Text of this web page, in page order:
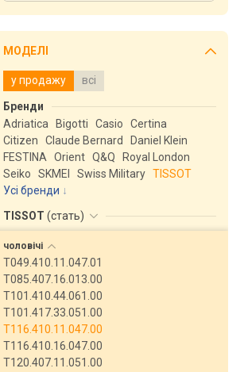
МОДЕЛІ
у продажу всі
Бренди
Adriatica
Bigotti Casio
Certina
Citizen
Claude Bernard
Daniel Klein
FESTINA
Orient Q&Q
Royal London
Seiko
SKMEI Swiss Military TISSOT
Усі бренди
TISSOT (стать)
чоловічі
T049.410.11.047.01
T085.407.16.013.00
T101.410.44.061.00
T101.417.33.051.00
T116.410.11.047.00
T116.410.16.047.00
T120.407.11.051.00